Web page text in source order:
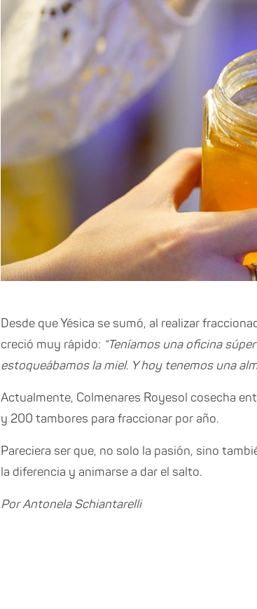
Desde que Yésica se sumó, al realizar
creció muy rápido: “Teníamos una oficina
estoqueábamos la miel. Y hoy tenemos una
Actualmente, Colmenares Royesol cosecha
y 200 tambores para fraccionar por año.
Pareciera ser que, no solo la pasión, sino
la diferencia y animarse a dar el salto.
Por Antonela Schiantarelli